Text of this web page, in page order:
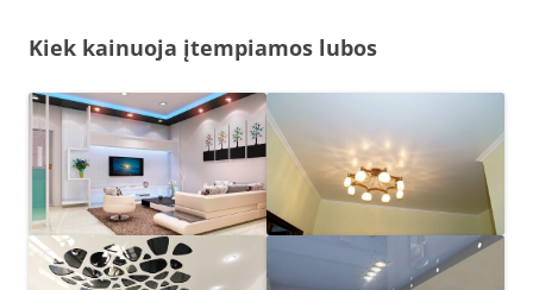
Kiek kainuoja įtempiamos lubos